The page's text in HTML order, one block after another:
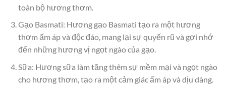
toàn bộ hương thơm.
Gạo Basmati: Hương gạo Basmati tạo ra một hương
thơm ấm áp và độc đáo, mang lại sự quyến rũ và gợi nhớ
đến những hương vị ngọt ngào của gạo.
Sữa: Hương sữa làm tăng thêm sự mềm mại và ngọt ngào
cho hương thơm, tạo ra một cảm giác ấm áp và dịu dàng.